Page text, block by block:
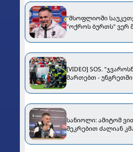
"მსოფლიოში
"ოქროს ბურთს" ვერ
[VIDEO] SOS.
მართებთ -
სანიოლი: ამიტომ
შეკრებით ძალიან